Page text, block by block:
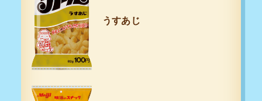
うすあじ